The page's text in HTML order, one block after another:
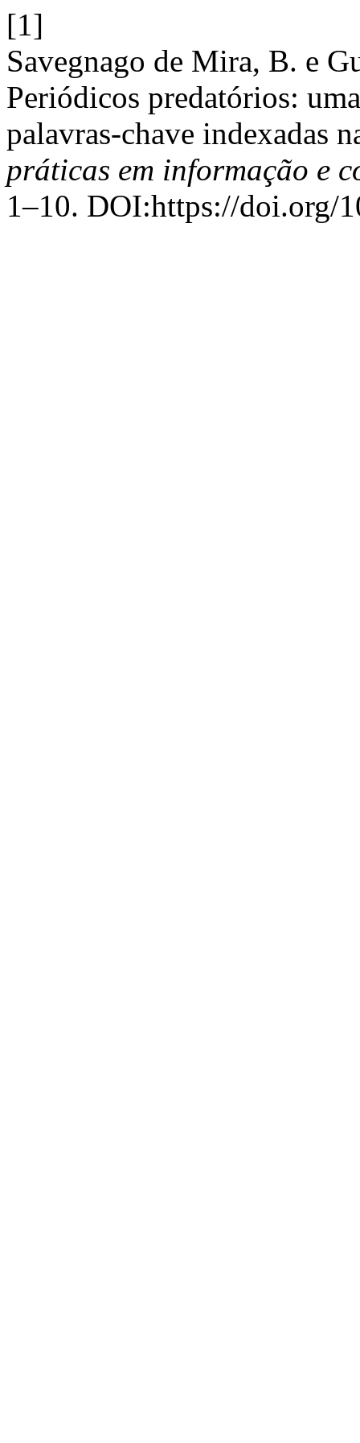
[1]
Savegnago de Mira, B. e
Periódicos predatórios:
palavras-chave indexadas
práticas em informação e
1–10. DOI:https://doi.org/